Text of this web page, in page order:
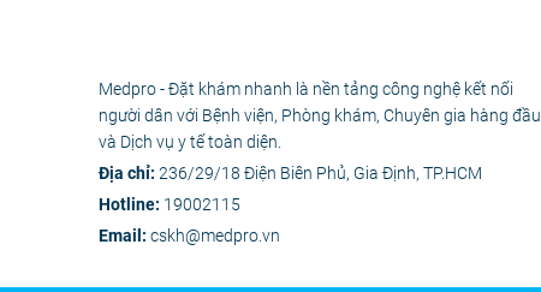
Medpro - Đặt khám nhanh là nền tảng công nghệ kết nối
người dân với Bệnh viện, Phòng khám, Chuyên gia hàng đầu
và Dịch vụ y tế toàn diện.
Địa chỉ: 236/29/18 Điện Biên Phủ, Gia Định, TP.HCM
Hotline: 19002115
Email: cskh@medpro.vn